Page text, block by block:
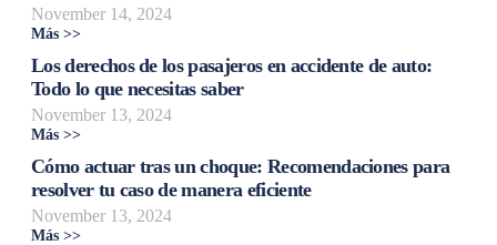
November 14, 2024
Más >>
Los derechos de los pasajeros en accidente de auto:
Todo lo que necesitas saber
November 13, 2024
Más >>
Cómo actuar tras un choque: Recomendaciones para
resolver tu caso de manera eficiente
November 13, 2024
Más >>